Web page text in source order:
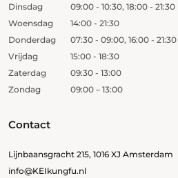
Contact
Lijnbaansgracht 215, 1016 XJ Amsterdam
info@KEIkungfu.nl
Dinsdag
09:00 - 10:30, 18:00 - 21:30
Woensdag
14:00 - 21:30
Donderdag
07:30 - 09:00, 16:00 - 21:30
Vrijdag
15:00 - 18:30
Zaterdag
09:30 - 13:00
Zondag
09:00 – 13:00